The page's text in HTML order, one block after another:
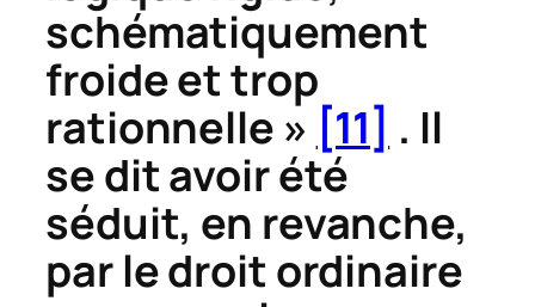
schématiquement
froide et trop
rationnelle » [11] . Il
se dit avoir été
séduit, en revanche,
par le droit ordinaire